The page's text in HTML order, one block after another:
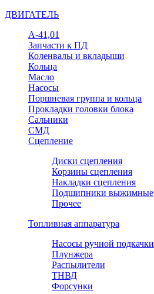
ДВИГАТЕЛЬ
А-41,01
Запчасти к ПД
Коленвалы и вкладыши
Кольца
Масло
Насосы
Поршневая группа и кольца
Прокладки головки блока
Сальники
СМД
Сцепление
Диски сцепления
Корзины сцепления
Накладки сцепления
Подшипники выжимные
Прочее
Топливная аппаратура
Насосы ручной подкачки
Плунжера
Распылители
ТНВД
Форсунки